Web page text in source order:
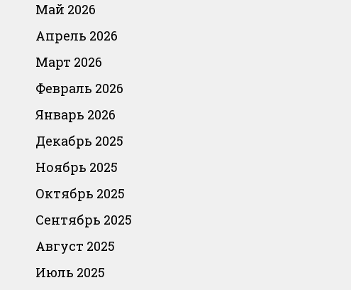
Май 2026
Апрель 2026
Март 2026
Февраль 2026
Январь 2026
Декабрь 2025
Ноябрь 2025
Октябрь 2025
Сентябрь 2025
Август 2025
Июль 2025